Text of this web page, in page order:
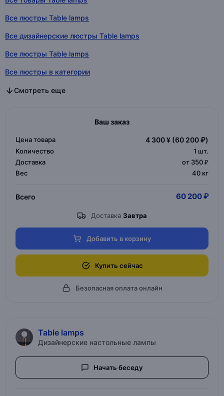
Все люстры Table lamps
Все дизайнерские люстры Table lamps
Все люстры Table lamps
Все люстры в категории
Все дизайнерские люстры в категории
Все люстры в категории
Смотреть еще
Ваш заказ
Цена товара 4 300 ¥ (60 200 ₽)
Количество 1 шт.
Доставка
от 350 ₽
Вес
40 кг
Всего 60 200 ₽
Доставка Завтра
Добавить в корзину
Купить сейчас
Безопасная оплата онлайн
Table lamps
Дизайнерские настольные лампы
Начать беседу